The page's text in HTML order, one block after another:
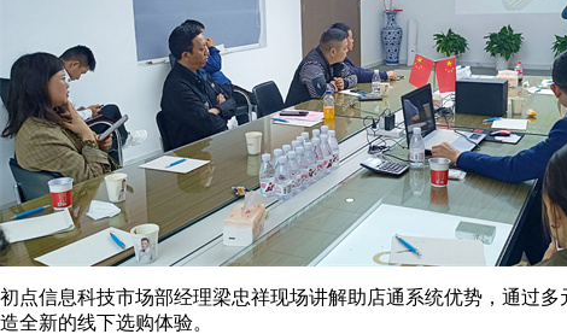
初点信息科技市场部经理梁忠祥现场讲解助店通系统优势，通过
造全新的线下选购体验。